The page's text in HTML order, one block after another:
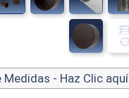
Medidas - Haz Clic aquí